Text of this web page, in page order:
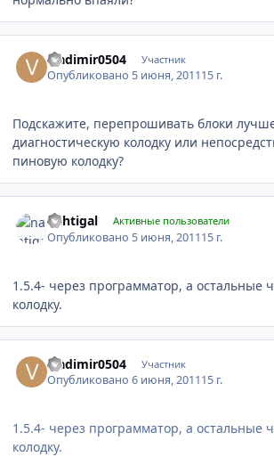
vladimir0504 Участник
Опубликовано 5 июня, 201115 г.
Подскажите, перепрошивать блоки
диагностическую колодку или
пиновую колодку?
nahtigal Активные пользователи
Опубликовано 5 июня, 201115 г.
1.5.4- через программатор, а остальные
колодку.
vladimir0504 Участник
Опубликовано6 июня, 201115 г.
1.5.4- через программатор, а остальные
колодку.